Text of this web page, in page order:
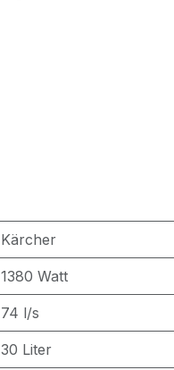
Kärcher
1380 Watt
74 l/s
30 Liter